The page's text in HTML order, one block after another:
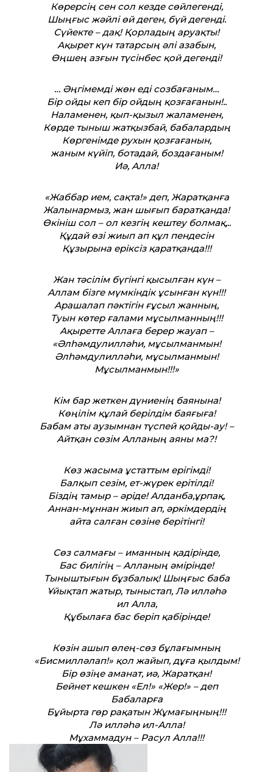
Көрерсің сен сол кезде сөйлегенді,
Шыңғыс жәйлі өй деген, бүй дегенді.
Сүйекте – дақ! Қорладың аруақты!
Ақырет күн татарсың әлі азабын,
Өңшең азғын түсінбес қой дегенді!
… Әңгімемді жөн еді созбағаным…
Бір ойды кеп бір ойдың қозғағанын!..
Наламенен, қып-қызыл жаламенен,
Көрде тыныш жатқызбай, бабалардың
Көргенімде рухын қозғағанын,
жаным күйіп, ботадай, боздағаным!
Иә, Алла!
«Жаббар ием, сақта!» деп, Жаратқанға
Жалынармыз, жан шығып баратқанда!
Өкініш сол – ол кезгің кештеу болмақ,..
Құдай өзі жиып ап құл пендесін
Құзырына еріксіз қаратқанда!!!
Жан тәсілім бүгінгі қысылған күн –
Аллам бізге мүмкіндік ұсынған күн!!!
Арашалап пәктігін ғұсыл жанның,
Туын көтер ғалами мұсылманның!!!
Ақыретте Аллаға берер жауап –
«Әлһәмдулилләһи, мұсылманмын!
Әлһәмдулилләһи, мұсылманмын!
Мұсылманмын!!!»
Кім бар жеткен дүниенің баянына!
Көңілім құлай берілдім баяғыға!
Бабам аты аузымнан түспей қойды-ау! –
Айтқан сөзім Алланың аяны ма?!
Көз жасыма ұстаттым ерігімді!
Балқып сезім, ет-жүрек ерітілді!
Біздің тамыр – әріде! Алданба,ұрпақ,
Аннан-мұннан жиып ап, әркімдердің
айта салған сөзіне берітінгі!
Сөз салмағы – иманның қадірінде,
Бас билігің – Алланың әмірінде!
Тыныштығын бұзбалық! Шыңғыс баба
Ұйықтап жатыр, тыныстап, Лә илләһә
ил Алла,
Құбылаға бас беріп қабірінде!
Көзін ашып өлең-сөз бұлағымның
«Бисмилләлап!» қол жайып, дұға қылдым!
Бір өзіңе аманат, иә, Жаратқан!
Бейнет кешкен «Ел!» «Жер!» – деп
Бабаларға
Бұйырта гөр рақатын Жұмағыңның!!!
Лә илләһә ил-Алла!
Мұхаммадун – Расул Алла!!!